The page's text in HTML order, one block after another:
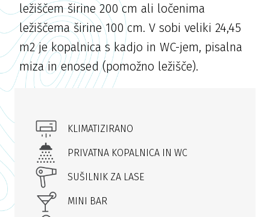
ležiščem širine 200 cm ali ločenima
ležiščema širine 100 cm. V sobi veliki 24,45
m2 je kopalnica s kadjo in WC-jem, pisalna
miza in enosed (pomožno ležišče).
KLIMATIZIRANO
PRIVATNA KOPALNICA IN WC
SUŠILNIK ZA LASE
MINI BAR